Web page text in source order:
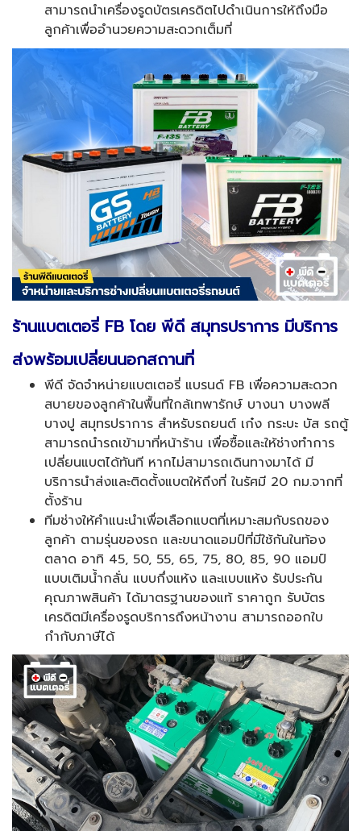
สามารถนำเครื่องรูดบัตรเครดิตไปดำเนินการให้ถึงมือ
ลูกค้าเพื่ออำนวยความสะดวกเต็มที่
ร้านแบตเตอรี่ FB โดย พีดี สมุทรปราการ มีบริการ
ส่งพร้อมเปลี่ยนนอกสถานที่
พีดี จัดจำหน่ายแบตเตอรี่ แบรนด์ FB เพื่อความสะดวก
สบายของลูกค้าในพื้นที่ใกล้เทพารักษ์ บางนา บางพลี
บางปู สมุทรปราการ สำหรับรถยนต์ เก๋ง กระบะ บัส รถตู้
สามารถนำรถเข้ามาที่หน้าร้าน เพื่อซื้อและให้ช่างทำการ
เปลี่ยนแบตได้ทันที หากไม่สามารถเดินทางมาได้ มี
บริการนำส่งและติดตั้งแบตให้ถึงที่ ในรัศมี 20 กม.จากที่
ตั้งร้าน
ทีมช่างให้คำแนะนำเพื่อเลือกแบตที่เหมาะสมกับรถของ
ลูกค้า ตามรุ่นของรถ และขนาดแอมป์ที่มีใช้กันในท้อง
ตลาด อาทิ 45, 50, 55, 65, 75, 80, 85, 90 แอมป์
แบบเติมน้ำกลั่น แบบกึ่งแห้ง และแบบแห้ง รับประกัน
คุณภาพสินค้า ได้มาตรฐานของแท้ ราคาถูก รับบัตร
เครดิตมีเครื่องรูดบริการถึงหน้างาน สามารถออกใบ
กำกับภาษีได้